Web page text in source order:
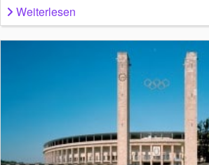
Weiterlesen